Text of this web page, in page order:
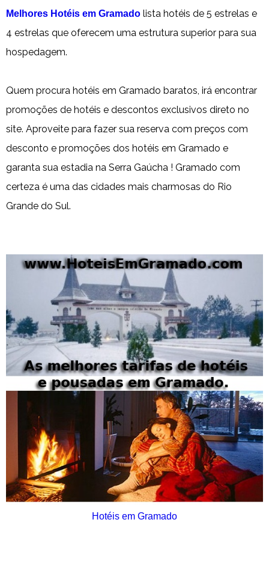
Melhores Hotéis em Gramado lista hotéis de 5 estrelas e
4 estrelas que oferecem uma estrutura superior para sua
hospedagem.
Quem procura hotéis em Gramado baratos, irá encontrar
promoções de hotéis e descontos exclusivos direto no
site. Aproveite para fazer sua reserva com preços com
desconto e promoções dos hotéis em Gramado e
garanta sua estadia na Serra Gaúcha ! Gramado com
certeza é uma das cidades mais charmosas do Rio
Grande do Sul.
Hotéis em Gramado